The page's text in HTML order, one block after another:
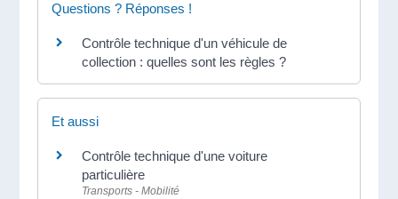
Questions ? Réponses !
Contrôle technique d'un véhicule de
collection : quelles sont les règles ?
Et aussi
Contrôle technique d'une voiture
particulière
Transports - Mobilité